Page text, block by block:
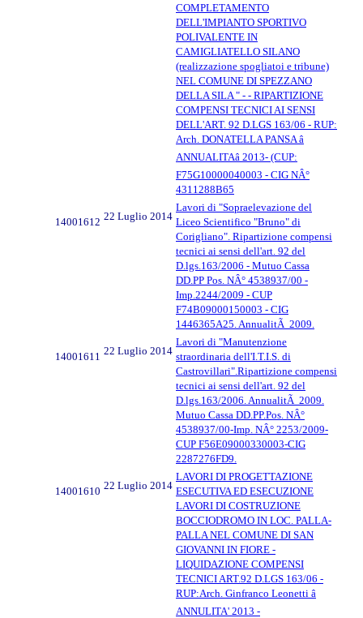
COMPLETAMENTO
DELL'IMPIANTO SPORTIVO
POLIVALENTE IN
CAMIGLIATELLO SILANO
(realizzazione spogliatoi e tribune)
NEL COMUNE DI SPEZZANO
DELLA SILA " - - RIPARTIZIONE
COMPENSI TECNICI AI SENSI
DELL'ART. 92 D.LGS 163/06 - RUP:
Arch. DONATELLA PANSA â
ANNUALITAâ 2013- (CUP:
F75G10000040003 - CIG NÂ°
4311288B65
14001612 22 Luglio 2014
Lavori di "Sopraelevazione del
Liceo Scientifico "Bruno" di
Corigliano". Ripartizione compensi
tecnici ai sensi dell'art. 92 del
D.lgs.163/2006 - Mutuo Cassa
DD.PP Pos. NÂ° 4538937/00 -
Imp.2244/2009 - CUP
F74B09000150003 - CIG
1446365A25. AnnualitÃ 2009.
14001611 22 Luglio 2014
Lavori di "Manutenzione
straordinaria dell'I.T.I.S. di
Castrovillari".Ripartizione compensi
tecnici ai sensi dell'art. 92 del
D.lgs.163/2006. AnnualitÃ 2009.
Mutuo Cassa DD.PP.Pos. NÂ°
4538937/00-Imp. NÂ° 2253/2009-
CUP F56E09000330003-CIG
2287276FD9.
14001610 22 Luglio 2014
LAVORI DI PROGETTAZIONE
ESECUTIVA ED ESECUZIONE
LAVORI DI COSTRUZIONE
BOCCIODROMO IN LOC. PALLA-
PALLA NEL COMUNE DI SAN
GIOVANNI IN FIORE -
LIQUIDAZIONE COMPENSI
TECNICI ART.92 D.LGS 163/06 -
RUP:Arch. Ginfranco Leonetti â
ANNULITA' 2013 -